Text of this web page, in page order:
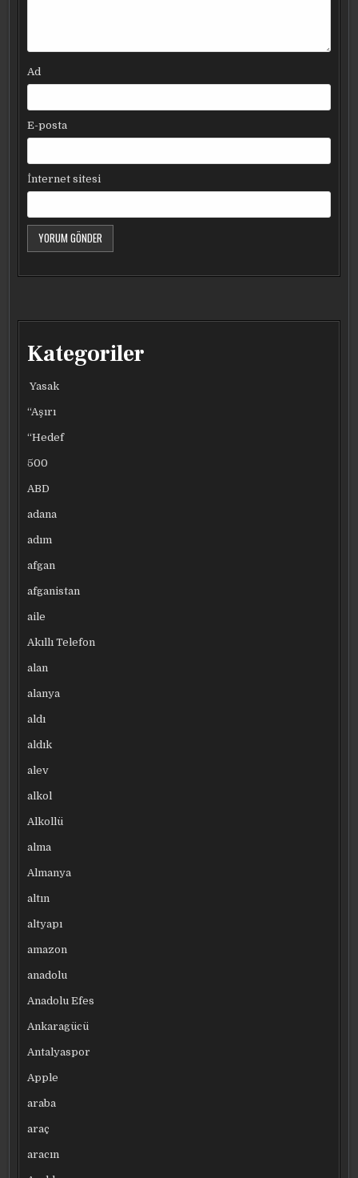
Ad
E-posta
İnternet sitesi
Kategoriler
Yasak
“Aşırı
“Hedef
500
ABD
adana
adım
afgan
afganistan
aile
Akıllı Telefon
alan
alanya
aldı
aldık
alev
alkol
Alkollü
alma
Almanya
altın
altyapı
amazon
anadolu
Anadolu Efes
Ankaragücü
Antalyaspor
Apple
araba
araç
aracın